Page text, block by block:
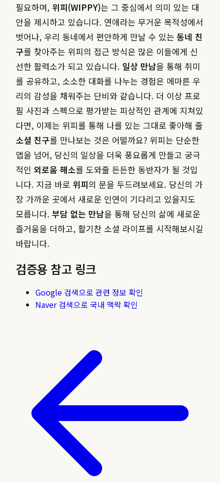
필요하며, 위피(WIPPY)는 그 중심에서 의미 있는 대
안을 제시하고 있습니다. 연애라는 무거운 목적성에서
벗어나, 우리 동네에서 편안하게 만날 수 있는 동네 친
구를 찾아주는 위피의 접근 방식은 많은 이들에게 신
선한 활력소가 되고 있습니다. 일상 만남을 통해 취미
를 공유하고, 소소한 대화를 나누는 경험은 메마른 우
리의 감성을 채워주는 단비와 같습니다. 더 이상 프로
필 사진과 스펙으로 평가받는 피상적인 관계에 지쳐있
다면, 이제는 위피를 통해 나를 있는 그대로 좋아해 줄
소셜 친구를 만나보는 것은 어떨까요? 위피는 단순한
앱을 넘어, 당신의 일상을 더욱 풍요롭게 만들고 궁극
적인 외로움 해소를 도와줄 든든한 동반자가 될 것입
니다. 지금 바로 위피의 문을 두드려보세요. 당신의 가
장 가까운 곳에서 새로운 인연이 기다리고 있을지도
모릅니다. 부담 없는 만남을 통해 당신의 삶에 새로운
즐거움을 더하고, 활기찬 소셜 라이프를 시작해보시길
바랍니다.
검증용 참고 링크
Google 검색으로 관련 정보 확인
Naver 검색으로 국내 맥락 확인